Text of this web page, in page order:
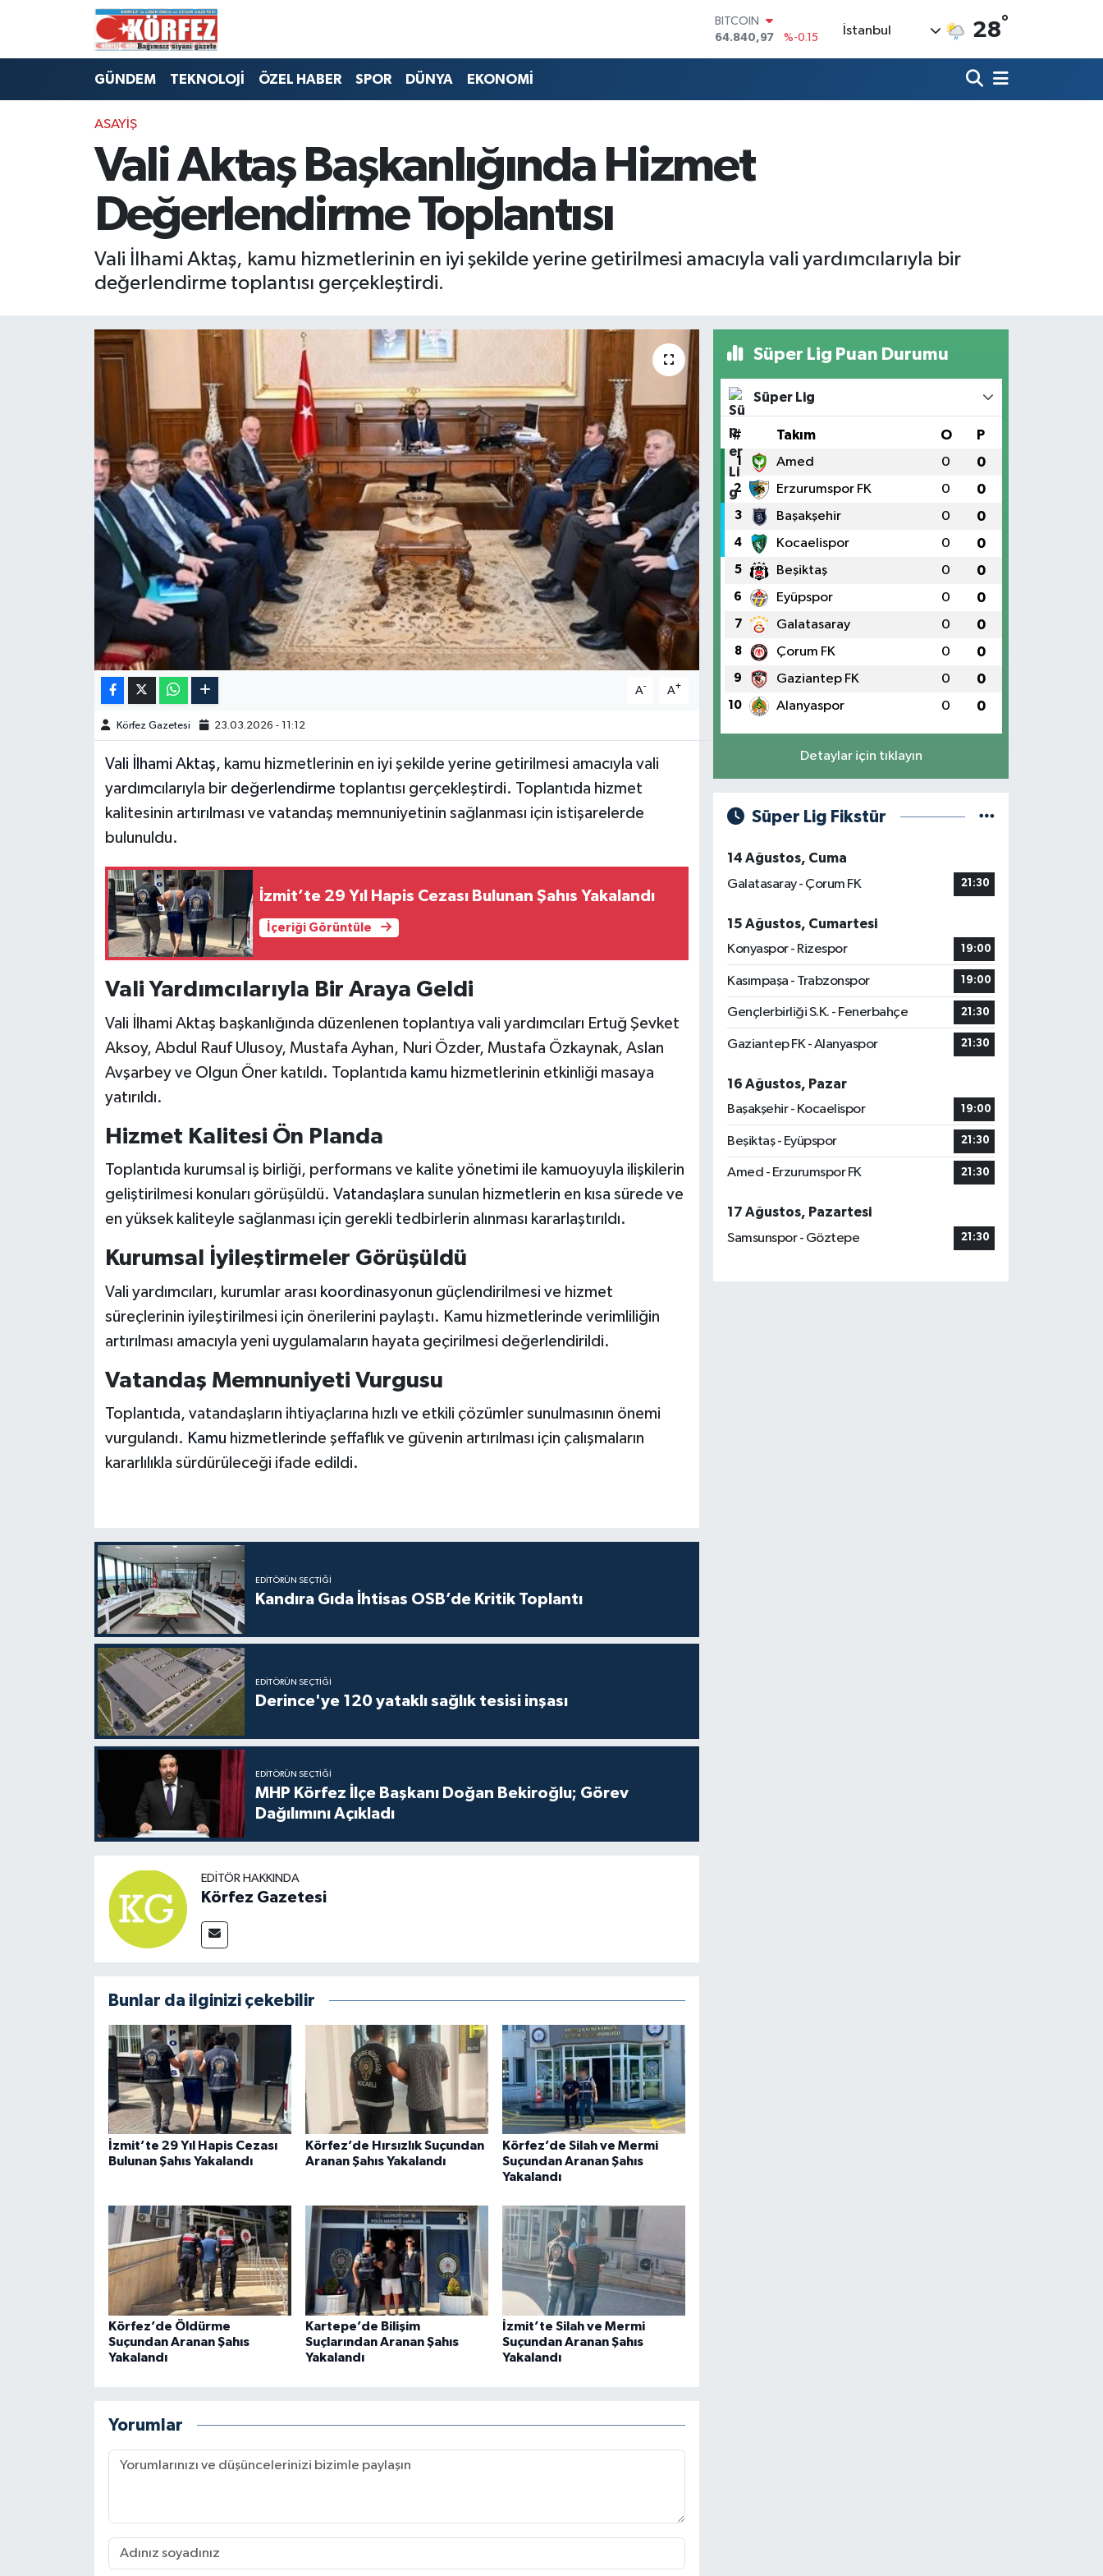
DOLAR
47,7436
%0.18
EURO
BİST100
13.779
İstanbul 28°
GÜNDEM TEKNOLOJİ ÖZEL HABER SPOR DÜNYA EKONOMİ
ASAYİŞ
Vali Aktaş Başkanlığında Hizmet
Değerlendirme Toplantısı
Vali İlhami Aktaş, kamu hizmetlerinin en iyi şekilde yerine getirilmesi amacıyla vali yardımcılarıyla bir
değerlendirme toplantısı gerçekleştirdi.
A- A+
Körfez Gazetesi 23.03.2026 - 11:12
Vali İlhami Aktaş, kamu hizmetlerinin en iyi şekilde yerine getirilmesi amacıyla vali
yardımcılarıyla bir değerlendirme toplantısı gerçekleştirdi. Toplantıda hizmet
kalitesinin artırılması ve vatandaş memnuniyetinin sağlanması için istişarelerde
bulunuldu.
İzmit’te 29 Yıl Hapis Cezası Bulunan Şahıs Yakalandı
İçeriği Görüntüle
Vali Yardımcılarıyla Bir Araya Geldi
Vali İlhami Aktaş başkanlığında düzenlenen toplantıya vali yardımcıları Ertuğ Şevket
Aksoy, Abdul Rauf Ulusoy, Mustafa Ayhan, Nuri Özder, Mustafa Özkaynak, Aslan
Avşarbey ve Olgun Öner katıldı. Toplantıda kamu hizmetlerinin etkinliği masaya
yatırıldı.
Hizmet Kalitesi Ön Planda
Toplantıda kurumsal iş birliği, performans ve kalite yönetimi ile kamuoyuyla ilişkilerin
geliştirilmesi konuları görüşüldü. Vatandaşlara sunulan hizmetlerin en kısa sürede ve
en yüksek kaliteyle sağlanması için gerekli tedbirlerin alınması kararlaştırıldı.
Kurumsal İyileştirmeler Görüşüldü
Vali yardımcıları, kurumlar arası koordinasyonun güçlendirilmesi ve hizmet
süreçlerinin iyileştirilmesi için önerilerini paylaştı. Kamu hizmetlerinde verimliliğin
artırılması amacıyla yeni uygulamaların hayata geçirilmesi değerlendirildi.
Vatandaş Memnuniyeti Vurgusu
Toplantıda, vatandaşların ihtiyaçlarına hızlı ve etkili çözümler sunulmasının önemi
vurgulandı. Kamu hizmetlerinde şeffaflık ve güvenin artırılması için çalışmaların
kararlılıkla sürdürüleceği ifade edildi.
EDITÖRÜN SEÇTIĞI
Kandıra Gıda İhtisas OSB’de Kritik Toplantı
EDITÖRÜN SEÇTIĞI
Derince'ye 120 yataklı sağlık tesisi inşası
EDITÖRÜN SEÇTIĞI
MHP Körfez İlçe Başkanı Doğan Bekiroğlu; Görev
Dağılımını Açıkladı
EDITÖR HAKKINDA
Körfez Gazetesi
Bunlar da ilginizi çekebilir
İzmit’te 29 Yıl Hapis Cezası
Bulunan Şahıs Yakalandı
Körfez’de Hırsızlık Suçundan
Aranan Şahıs Yakalandı
Körfez’de Silah ve Mermi
Suçundan Aranan Şahıs
Yakalandı
Körfez’de Öldürme
Suçundan Aranan Şahıs
Yakalandı
Kartepe’de Bilişim
Suçlarından Aranan Şahıs
Yakalandı
İzmit’te Silah ve Mermi
Suçundan Aranan Şahıs
Yakalandı
Yorumlar
Süper Lig Puan Durumu
Süper Lig
# Takım O P
1 Amed 0 0
2 Erzurumspor FK 0 0
3 Başakşehir 0 0
4 Kocaelispor 0 0
5 Beşiktaş 0 0
6 Eyüpspor 0 0
7 Galatasaray 0 0
8 Çorum FK 0 0
9 Gaziantep FK 0 0
10 Alanyaspor 0 0
Detaylar için tıklayın
Süper Lig Fikstür
14 Ağustos, Cuma
Galatasaray - Çorum FK
21:30
15 Ağustos, Cumartesi
Konyaspor - Rizespor
19:00
Kasımpaşa - Trabzonspor 19:00
Gençlerbirliği S.K. - Fenerbahçe 21:30
Gaziantep FK - Alanyaspor 21:30
16 Ağustos, Pazar
Başakşehir - Kocaelispor
19:00
Beşiktaş - Eyüpspor 21:30
Amed - Erzurumspor FK 21:30
17 Ağustos, Pazartesi
Samsunspor - Göztepe
21:30
Hava Durumu
Trafik Durumu
Süper Lig Puan Durumu ve Fikstür
Son Dakika Haberleri